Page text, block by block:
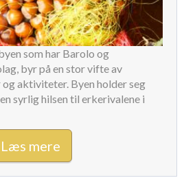
som har Barolo og
byr på en stor vifte av
aktiviteter. Byen holder seg
syrlig hilsen til erkerivalene i
Læs mere